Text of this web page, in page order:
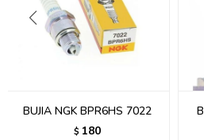
BUJIA NGK BPR6HS 7022
$ 180